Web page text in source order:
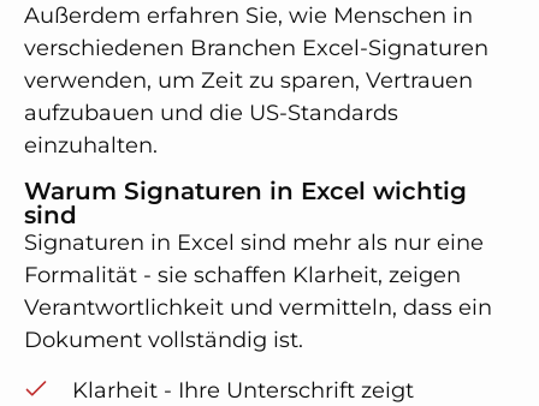
Außerdem erfahren Sie, wie Menschen in
verschiedenen Branchen Excel-Signaturen
verwenden, um Zeit zu sparen, Vertrauen
aufzubauen und die US-Standards
einzuhalten.
Warum Signaturen in Excel wichtig
sind
Signaturen in Excel sind mehr als nur eine
Formalität - sie schaffen Klarheit, zeigen
Verantwortlichkeit und vermitteln, dass ein
Dokument vollständig ist.
Klarheit - Ihre Unterschrift zeigt